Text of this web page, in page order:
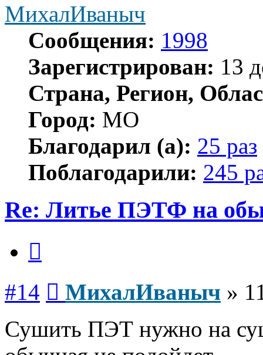
МихалИваныч
Сообщения: 1998
Зарегистрирован: 13
Страна, Регион,
Город: МО
Благодарил (а): 25 раз
Поблагодарили: 245
Re: Литье ПЭТФ на
#14 МихалИваныч »
Сушить ПЭТ нужно на